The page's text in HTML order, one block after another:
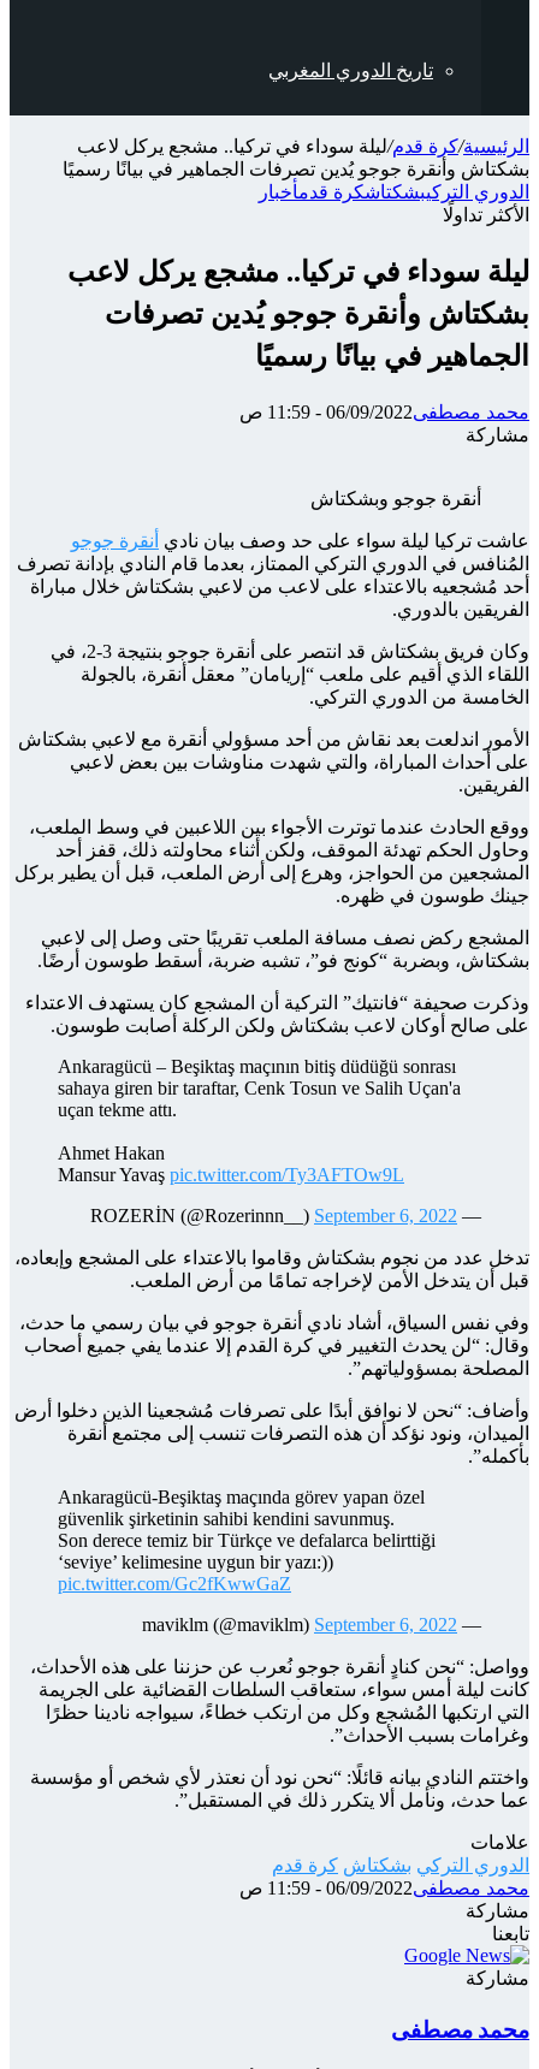
تاريخ الدوري المغربي
الرئيسية/كرة قدم/ليلة سوداء في تركيا.. مشجع يركل لاعب
بشكتاش وأنقرة جوجو يُدين تصرفات الجماهير في بيانًا رسميًا
الدوري التركيبشكتاشكرة قدمأخبار
الأكثر تداولًا
ليلة سوداء في تركيا.. مشجع يركل لاعب
بشكتاش وأنقرة جوجو يُدين تصرفات
الجماهير في بيانًا رسميًا
محمد مصطفى06/09/2022 - 11:59 ص
مشاركة
الإيميلأنقرة جوجو وبشكتاش
عاشت تركيا ليلة سواء على حد وصف بيان نادي أنقرة جوجو
المُنافس في الدوري التركي الممتاز، بعدما قام النادي بإدانة تصرف
أحد مُشجعيه بالاعتداء على لاعب من لاعبي بشكتاش خلال مباراة
الفريقين بالدوري.
وكان فريق بشكتاش قد انتصر على أنقرة جوجو بنتيجة 3-2، في
اللقاء الذي أقيم على ملعب “إريامان” معقل أنقرة، بالجولة
الخامسة من الدوري التركي.
الأمور اندلعت بعد نقاش من أحد مسؤولي أنقرة مع لاعبي بشكتاش
على أحداث المباراة، والتي شهدت مناوشات بين بعض لاعبي
الفريقين.
ووقع الحادث عندما توترت الأجواء بين اللاعبين في وسط الملعب،
وحاول الحكم تهدئة الموقف، ولكن أثناء محاولته ذلك، قفز أحد
المشجعين من الحواجز، وهرع إلى أرض الملعب، قبل أن يطير بركل
جينك طوسون في ظهره.
المشجع ركض نصف مسافة الملعب تقريبًا حتى وصل إلى لاعبي
بشكتاش، وبضربة “كونج فو”، تشبه ضربة، أسقط طوسون أرضًا.
وذكرت صحيفة “فانتيك” التركية أن المشجع كان يستهدف الاعتداء
على صالح أوكان لاعب بشكتاش ولكن الركلة أصابت طوسون.
Ankaragücü – Beşiktaş maçının bitiş düdüğü sonrası
sahaya giren bir taraftar, Cenk Tosun ve Salih Uçan'a
uçan tekme attı.
Ahmet Hakan
Mansur Yavaş pic.twitter.com/Ty3AFTOw9L
— ROZERİN (@Rozerinnn__)
September 6, 2022
تدخل عدد من نجوم بشكتاش وقاموا بالاعتداء على المشجع وإبعاده،
قبل أن يتدخل الأمن لإخراجه تمامًا من أرض الملعب.
وفي نفس السياق، أشاد نادي أنقرة جوجو في بيان رسمي ما حدث،
وقال: “لن يحدث التغيير في كرة القدم إلا عندما يفي جميع أصحاب
المصلحة بمسؤولياتهم”.
وأضاف: “نحن لا نوافق أبدًا على تصرفات مُشجعينا الذين دخلوا أرض
الميدان، ونود نؤكد أن هذه التصرفات تنسب إلى مجتمع أنقرة
بأكمله”.
Ankaragücü-Beşiktaş maçında görev yapan özel
güvenlik şirketinin sahibi kendini savunmuş.
Son derece temiz bir Türkçe ve defalarca belirttiği
‘seviye’ kelimesine uygun bir yazı:))
pic.twitter.com/Gc2fKwwGaZ
— maviklm (@maviklm)
September 6, 2022
وواصل: “نحن كنادٍ أنقرة جوجو نُعرب عن حزننا على هذه الأحداث،
كانت ليلة أمس سواء، ستعاقب السلطات القضائية على الجريمة
التي ارتكبها المُشجع وكل من ارتكب خطاءً، سيواجه نادينا حظرًا
وغرامات بسبب الأحداث”.
واختتم النادي بيانه قائلًا: “نحن نود أن نعتذر لأي شخص أو مؤسسة
عما حدث، ونأمل ألا يتكرر ذلك في المستقبل”.
علامات
الدوري التركي بشكتاش كرة قدم
محمد مصطفى06/09/2022 - 11:59 ص
مشاركة
فيسبوك
‫X
ماسنجر
ماسنجر
واتساب
تيلقرام
شارك
عبر
الإيميل
تابعنا
مشاركة
عبر
الإيميل
محمد مصطفى